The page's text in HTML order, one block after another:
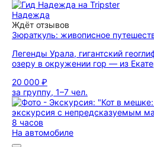
Надежда
Ждёт отзывов
Зюраткуль: живописное
Легенды Урала, гигантский
озеру в окружении гор — из
20 000 ₽
за группу, 1–7 чел.
8 часов
На автомобиле